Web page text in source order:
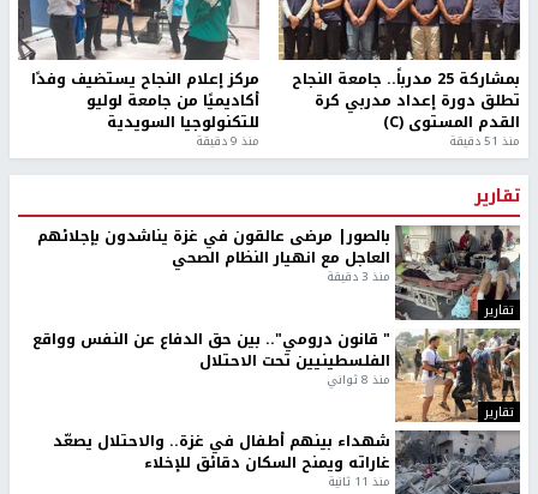
بمشاركة 25 مدرباً.. جامعة النجاح
تطلق دورة إعداد مدربي كرة
القدم المستوى (C)
منذ 51 دقيقة
مركز إعلام النجاح يستضيف وفدًا
أكاديميًا من جامعة لوليو
للتكنولوجيا السويدية
منذ 9 دقيقة
تقارير
تقارير
بالصور| مرضى عالقون في غزة يناشدون بإجلائهم
العاجل مع انهيار النظام الصحي
منذ 3 دقيقة
تقارير
" قانون درومي".. بين حق الدفاع عن النفس وواقع
الفلسطينيين تحت الاحتلال
منذ 8 ثواني
شهداء بينهم أطفال في غزة.. والاحتلال يصعّد
غاراته ويمنح السكان دقائق للإخلاء
منذ 11 ثانية